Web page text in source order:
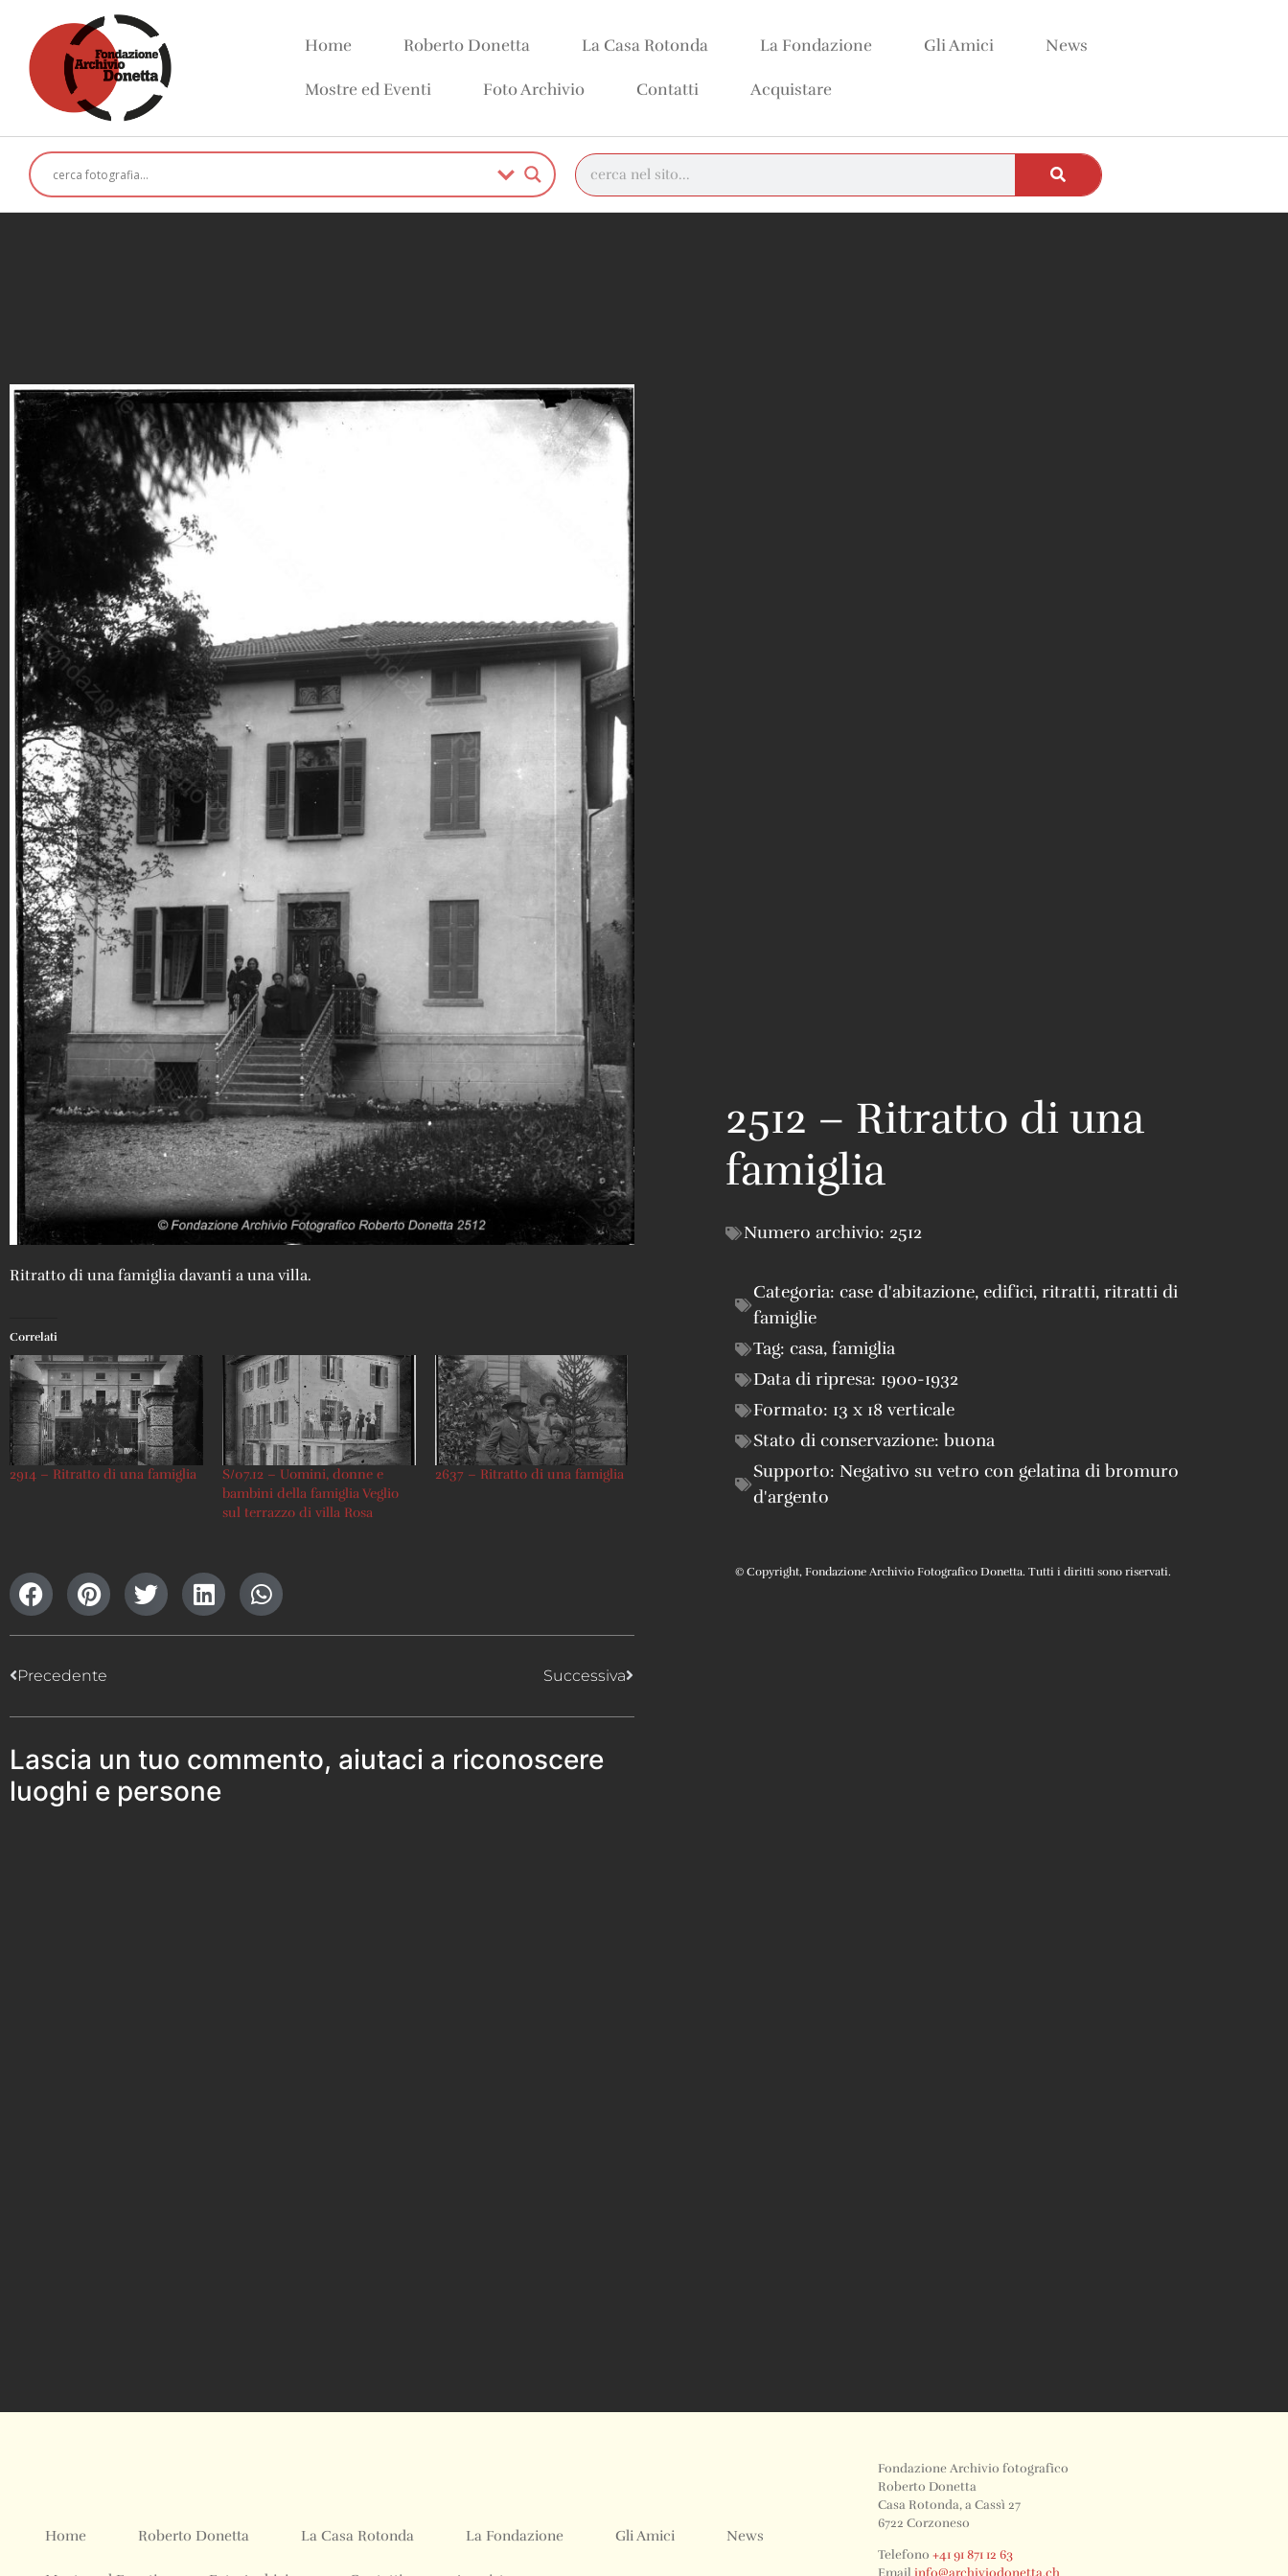
Home Roberto Donetta La Casa Rotonda La Fondazione Gli Amici News
Mostre ed Eventi Foto Archivio Contatti Acquistare
Ritratto di una famiglia davanti a una villa.
Correlati
2914 – Ritratto di una famiglia
S/07.12 – Uomini, donne e
bambini della famiglia Veglio
sul terrazzo di villa Rosa
2637 – Ritratto di una famiglia
Precedente Successiva
Lascia un tuo commento, aiutaci a riconoscere
luoghi e persone
2512 – Ritratto di una
famiglia
Numero archivio: 2512
Categoria: case d'abitazione, edifici, ritratti, ritratti di
famiglie
Tag: casa, famiglia
Data di ripresa: 1900-1932
Formato: 13 x 18 verticale
Stato di conservazione: buona
Supporto: Negativo su vetro con gelatina di bromuro
d'argento
© Copyright, Fondazione Archivio Fotografico Donetta. Tutti i diritti sono riservati.
Home Roberto Donetta La Casa Rotonda La Fondazione Gli Amici News
Fondazione Archivio fotografico
Roberto Donetta
Casa Rotonda, a Cassì 27
6722 Corzoneso
Telefono +41 91 871 12 63